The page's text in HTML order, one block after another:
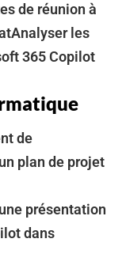
de réunion à
les
365 Copilot
de
plan de projet
présentation
dans